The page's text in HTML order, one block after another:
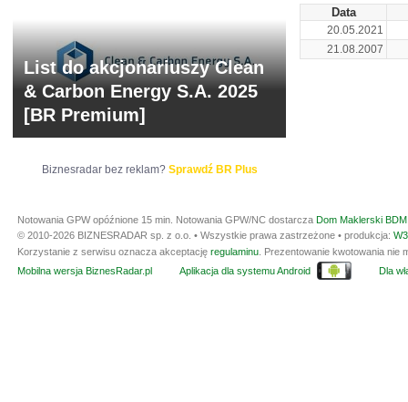
Data
20.05.2021
21.08.2007
List do akcjonariuszy Clean
& Carbon Energy S.A. 2025
[BR Premium]
Biznesradar bez reklam? Sprawdź BR Plus
Notowania GPW opóźnione 15 min. Notowania GPW/NC dostarcza Dom Maklerski
© 2010-2026 BIZNESRADAR sp. z o.o. • Wszystkie prawa zastrzeżone • produkcja:
Korzystanie z serwisu oznacza akceptację regulaminu . Prezentowanie kwotowania
Mobilna wersja BiznesRadar.pl
Aplikacja dla systemu Android Dla